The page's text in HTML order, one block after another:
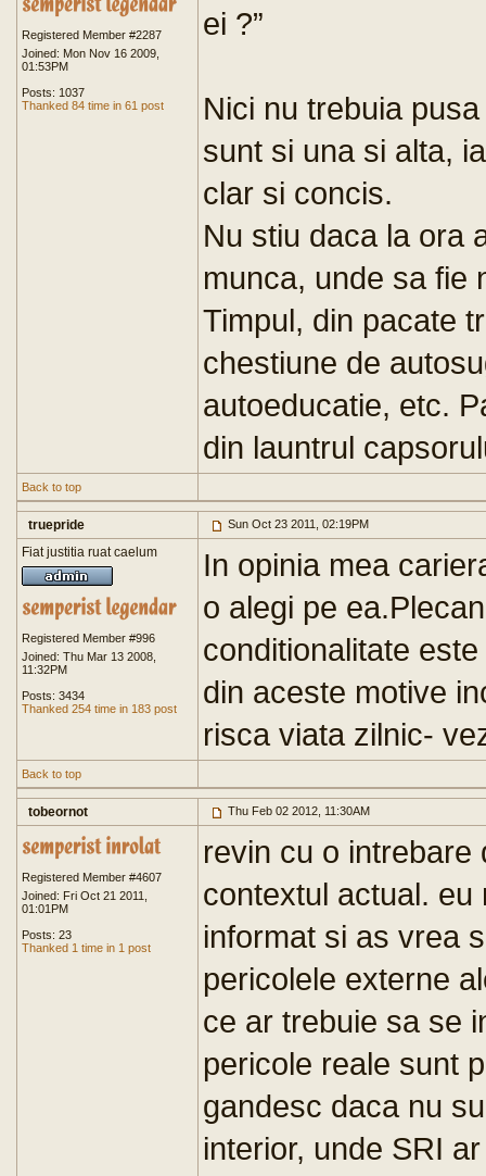
Registered Member #2287
Joined: Mon Nov 16 2009,
01:53PM
Posts: 1037
Thanked 84 time in 61 post
ei ?”
Nici nu trebuia
sunt si una si alta,
clar si concis.
Nu stiu daca la ora
munca, unde sa fie
Timpul, din pacate
chestiune de
autoeducatie, etc.
din launtrul
Back to top
truepride Sun Oct 23 2011, 02:19PM
Fiat justitia ruat caelum
Registered Member #996
Joined: Thu Mar 13 2008,
11:32PM
Posts: 3434
Thanked 254 time in 183 post
In opinia mea
o alegi pe
conditionalitate
din aceste motive
risca viata zilnic-
Back to top
tobeornot Thu Feb 02 2012, 11:30AM
Registered Member #4607
Joined: Fri Oct 21 2011,
01:01PM
Posts: 23
Thanked 1 time in 1 post
revin cu o intrebare
contextul actual. eu
informat si as vrea
pericolele externe
ce ar trebuie sa se
pericole reale sunt
gandesc daca nu
interior, unde SRI